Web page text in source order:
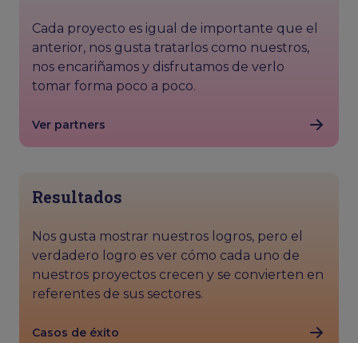
Cada proyecto es igual de importante que el
anterior, nos gusta tratarlos como nuestros,
nos encariñamos y disfrutamos de verlo
tomar forma poco a poco.
Ver partners
Resultados
Nos gusta mostrar nuestros logros, pero el
verdadero logro es ver cómo cada uno de
nuestros proyectos crecen y se convierten en
referentes de sus sectores.
Casos de éxito